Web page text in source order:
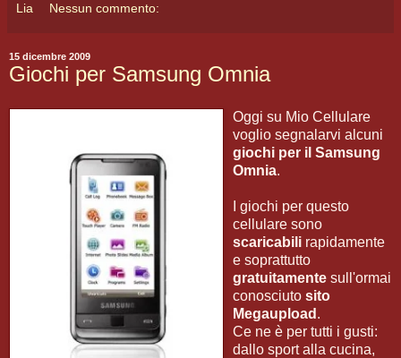
Lia Nessun commento:
15 dicembre 2009
Giochi per Samsung Omnia
Oggi su Mio Cellulare
voglio segnalarvi alcuni
giochi per il Samsung
Omnia.
I giochi per questo
cellulare sono
scaricabili rapidamente
e soprattutto
gratuitamente sull'ormai
conosciuto sito
Megaupload .
Ce ne è per tutti i gusti:
dallo sport alla cucina,